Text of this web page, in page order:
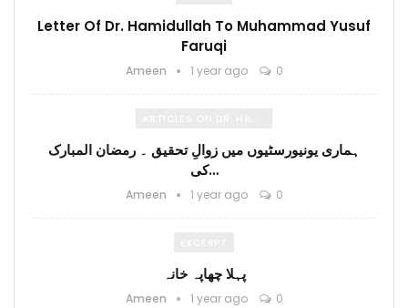
Letter Of Dr. Hamidullah To Muhammad Yusuf
Faruqi
Ameen 1 year ago 0
ہماری یونیورسٹیوں میں زوالِ تحقیق ۔ رمضان المبارک
کی…
Ameen 1 year ago 0
پہلا چھاپہ خانہ
Ameen 1 year ago 0